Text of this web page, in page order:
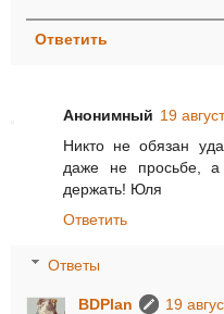
Ответить
Анонимный 19
Никто не обязан
даже не просьбе, а
держать! Юля
Ответить
Ответы
BDPlan
19